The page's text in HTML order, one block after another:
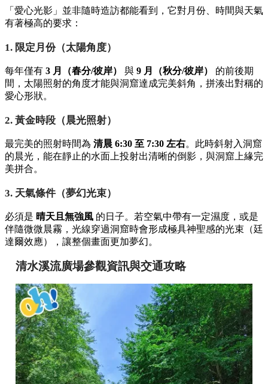
「愛心光影」並非隨時造訪都能看到，它對月份、時間與天氣
有著極高的要求：
1. 限定月份（太陽角度）
每年僅有 3 月（春分/彼岸） 與 9 月（秋分/彼岸）
的前後期
間，太陽照射的角度才能與洞窟達成完美斜角，拼湊出對稱的
愛心形狀。
2. 黃金時段（晨光照射）
最完美的照射時間為 清晨 6:30 至 7:30 左右。此時斜射入洞窟
的晨光，能在靜止的水面上投射出清晰的倒影，與洞窟上緣完
美拼合。
3. 天氣條件（夢幻光束）
必須是 晴天且無強風 的日子。若空氣中帶有一定濕度，或是
伴隨微微晨霧，光線穿過洞窟時會形成極具神聖感的光束（廷
達爾效應），讓整個畫面更加夢幻。
清水溪流廣場參觀資訊與交通攻略